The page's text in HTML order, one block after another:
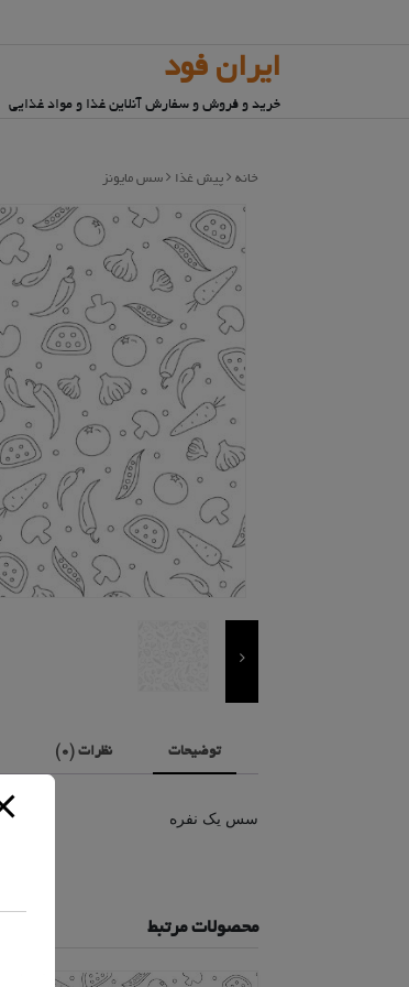
ایران فود
خرید و فروش و سفارش آنلاین غذا و مواد غذایی
خانه پیش غذا سس مایونز
توضیحات نظرات (0)
سس یک نفره
محصولات مرتبط